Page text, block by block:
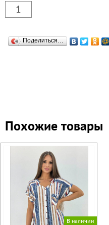
Поделиться…
Похожие товары
В наличии